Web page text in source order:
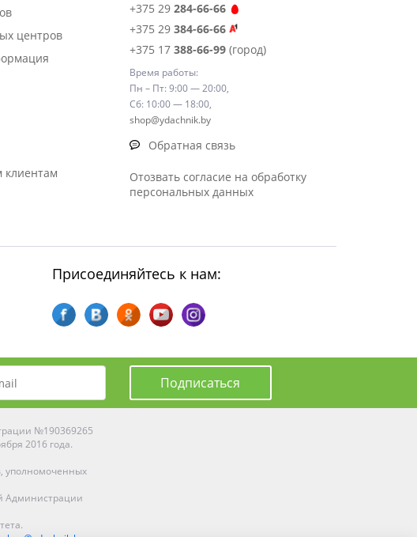
центров
+375 29 284-66-66
+375 29 384-66-66
+375 17 388-66-99(город)
Время работы:
Пн – Пт: 9:00 — 20:00,
Сб: 10:00 — 18:00,
shop@ydachnik.by
Обратная связь
Отозвать согласие на обработку
персональных данных
Присоединяйтесь к нам:
Подписаться
№190369265
2016 года.
уполномоченных
Администрации